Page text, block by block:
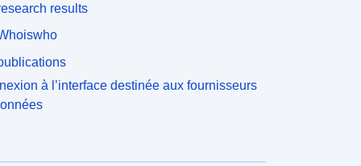
results
à l’interface destinée aux fournisseurs